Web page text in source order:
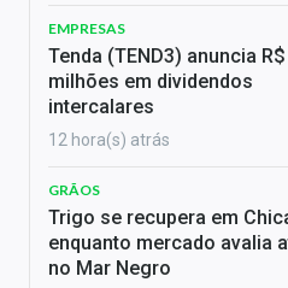
EMPRESAS
Tenda (TEND3) anuncia
milhões em dividendos
intercalares
12 hora(s) atrás
GRÃOS
Trigo se recupera em
enquanto mercado avalia
no Mar Negro